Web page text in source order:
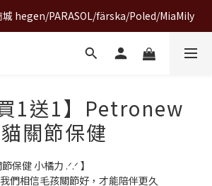
奇想世界特展｜套票熱賣中
城 hegen/PARASOL/färska/Poled/MiaMily
Wonder 奇想世界特展｜套票熱賣中
買1送1】Petronew
關節保健
保健 小橘力 .ᐟ.ᐟ 】
們相信毛孩關節好，才能陪伴更久